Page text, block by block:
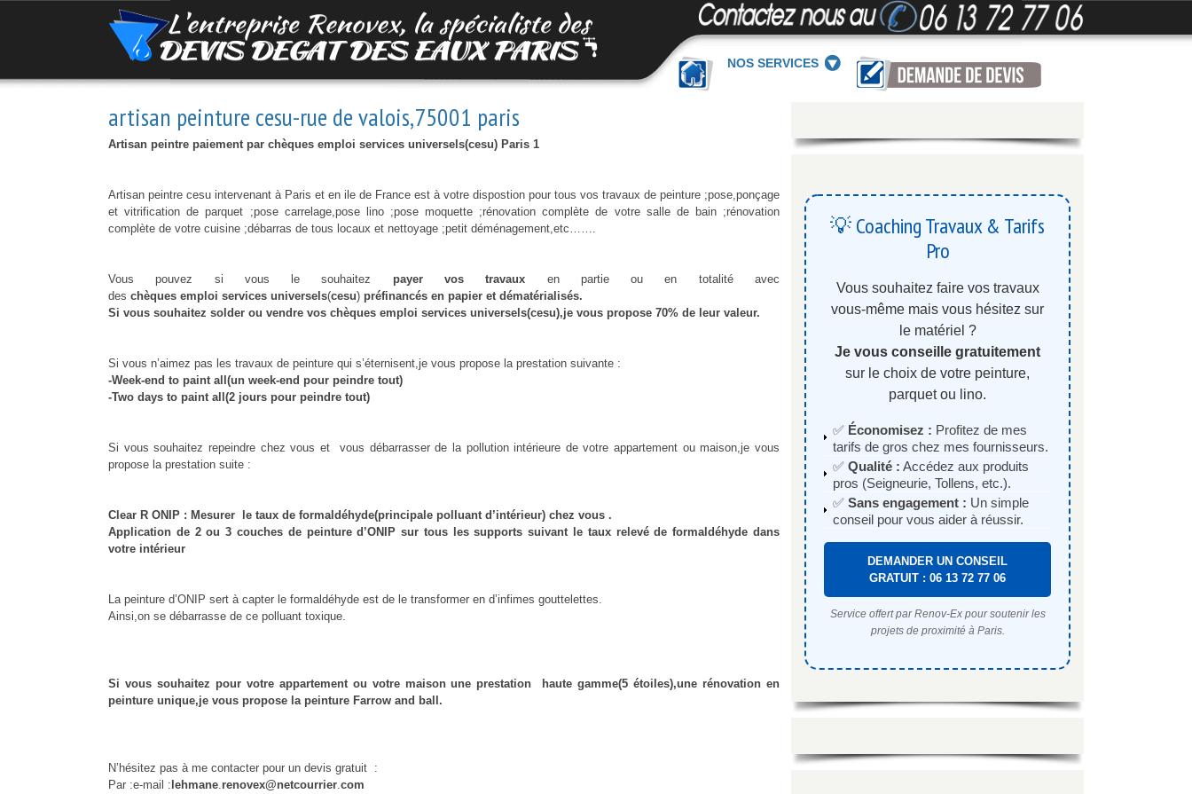
NOS SERVICES
artisan peinture cesu-rue de valois,75001 paris
Artisan peintre paiement par chèques emploi services universels(cesu) Paris 1
Artisan peintre cesu intervenant à Paris et en ile de France est à votre dispostion pour tous vos travaux de peinture ;pose,ponçage
et vitrification de parquet ;pose carrelage,pose lino ;pose moquette ;rénovation complète de votre salle de bain ;rénovation
complète de votre cuisine ;débarras de tous locaux et nettoyage ;petit déménagement,etc…….
Vous pouvez si vous le souhaitez payer vos travaux en partie ou en totalité avec
des chèques emploi services universels(cesu) préfinancés en papier et dématérialisés.
Si vous souhaitez solder ou vendre vos chèques emploi services universels(cesu),je vous propose 70% de leur valeur.
Si vous n’aimez pas les travaux de peinture qui s’éternisent,je vous propose la prestation suivante :
-Week-end to paint all(un week-end pour peindre tout)
-Two days to paint all(2 jours pour peindre tout)
Si vous souhaitez repeindre chez vous et
vous débarrasser de la pollution intérieure de votre appartement ou maison,je vous
propose la prestation suite :
Clear R ONIP : Mesurer
le taux de formaldéhyde(principale polluant d’intérieur) chez vous .
Application de 2 ou 3 couches de peinture d’ONIP sur tous les supports suivant le taux relevé de formaldéhyde dans
votre intérieur
La peinture d’ONIP sert à capter le formaldéhyde est de le transformer en d’infimes gouttelettes.
Ainsi,on se débarrasse de ce polluant toxique.
Si vous souhaitez pour votre appartement ou votre maison une prestation haute gamme(5 étoiles),une rénovation en
peinture unique,je vous propose la peinture Farrow and ball.
N’hésitez pas à me contacter pour un devis gratuit :
Par :e-mail : lehmane.renovex@netcourrier.com
💡 Coaching Travaux & Tarifs
Pro
Vous souhaitez faire vos travaux
vous-même mais vous hésitez sur
le matériel ?
Je vous conseille gratuitement
sur le choix de votre peinture,
parquet ou lino.
✅ Économisez : Profitez de mes
tarifs de gros chez mes fournisseurs.
✅ Qualité : Accédez aux produits
pros (Seigneurie, Tollens, etc.).
✅ Sans engagement : Un simple
conseil pour vous aider à réussir.
DEMANDER UN CONSEIL
GRATUIT : 06 13 72 77 06
Service offert par Renov-Ex pour soutenir les
projets de proximité à Paris.